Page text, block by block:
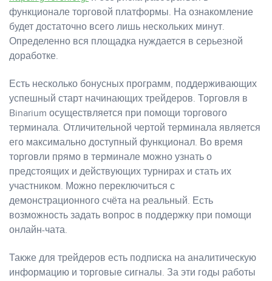
функционале торговой платформы. На ознакомление
будет достаточно всего лишь нескольких минут.
Определенно вся площадка нуждается в серьезной
доработке.
Есть несколько бонусных программ, поддерживающих
успешный старт начинающих трейдеров. Торговля в
Binarium осуществляется при помощи торгового
терминала. Отличительной чертой терминала является
его максимально доступный функционал. Во время
торговли прямо в терминале можно узнать о
предстоящих и действующих турнирах и стать их
участником. Можно переключиться с
демонстрационного счёта на реальный. Есть
возможность задать вопрос в поддержку при помощи
онлайн-чата.
Также для трейдеров есть подписка на аналитическую
информацию и торговые сигналы. За эти годы работы